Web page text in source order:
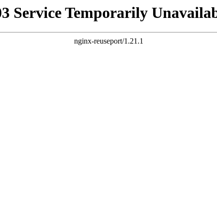
Service Temporarily
nginx-reuseport/1.21.1